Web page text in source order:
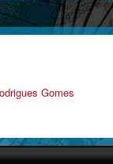
Gomes